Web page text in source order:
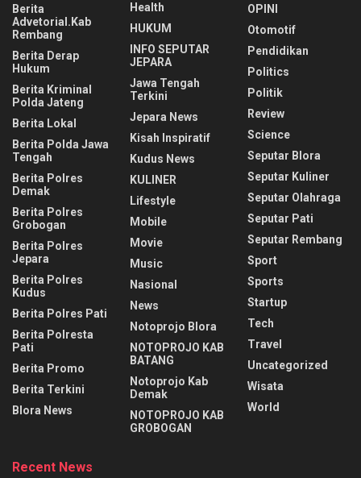
Berita
Advetorial.Kab
Rembang
Berita Derap
Hukum
Berita Kriminal
Polda Jateng
Berita Lokal
Berita Polda Jawa
Tengah
Berita Polres
Demak
Berita Polres
Grobogan
Berita Polres
Jepara
Berita Polres
Kudus
Berita Polres Pati
Berita Polresta
Pati
Berita Promo
Berita Terkini
Blora News
Health
HUKUM
INFO SEPUTAR
JEPARA
Jawa Tengah
Terkini
Jepara News
Kisah Inspiratif
Kudus News
KULINER
Lifestyle
Mobile
Movie
Music
Nasional
News
Notoprojo Blora
NOTOPROJO KAB
BATANG
Notoprojo Kab
Demak
NOTOPROJO KAB
GROBOGAN
OPINI
Otomotif
Pendidikan
Politics
Politik
Review
Science
Seputar Blora
Seputar Kuliner
Seputar Olahraga
Seputar Pati
Seputar Rembang
Sport
Sports
Startup
Tech
Travel
Uncategorized
Wisata
World
Recent News